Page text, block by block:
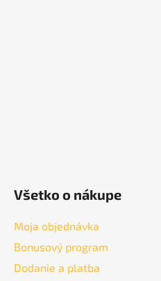
Všetko o nákupe
Moja objednávka
Bonusový program
Dodanie a platba